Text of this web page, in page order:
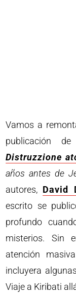
Vamos a
publicación
Distruzzione
años antes de
autores, David
escrito se
profundo
misterios. Sin
atención
incluyera
Viaje a Kiribati